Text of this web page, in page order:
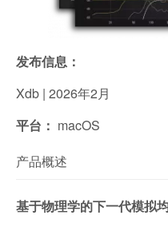
发布信息：
Xdb | 2026年2月
平台： macOS
产品概述
基于物理学的下一代模拟